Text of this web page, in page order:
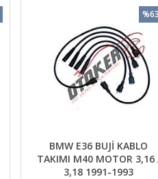
BMW E36 BUJİ KABLO
TAKIMI M40 MOTOR 3,16
3,18 1991-1993